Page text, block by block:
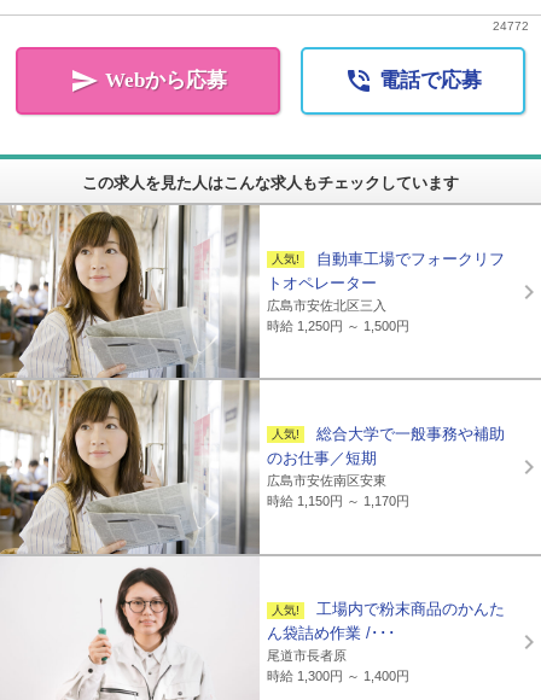
24772
 Webから応募  電話で応募
この求人を見た人はこんな求人もチェックしています
自動車工場でフォークリフ
トオペレーター
広島市安佐北区三入
時給 1,250円 ～ 1,500円
総合大学で一般事務や補助
のお仕事／短期
広島市安佐南区安東
時給 1,150円 ～ 1,170円
工場内で粉末商品のかんた
ん袋詰め作業 /･･･
尾道市長者原
時給 1,300円 ～ 1,400円